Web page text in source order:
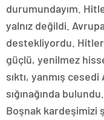
durumundayım.
yalnız değildi.
destekliyordu.
güçlü, yenilmez
sıktı, yanmış
sığınağında
Boşnak kardeşimizi